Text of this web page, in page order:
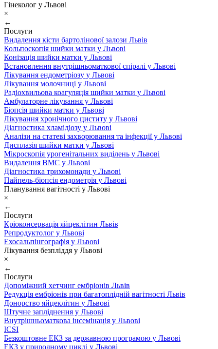
Гінеколог у Львові
×
←
Послуги
Видалення кісти бартолінової залози Львів
Кольпоскопія шийки матки у Львові
Конізація шийки матки у Львові
Встановлення внутрішньоматкової спіралі у Львові
Лікування ендометріозу у Львові
Лікування молочниці у Львові
Радіохвильова коагуляція шийки матки у Львові
Амбулаторне лікування у Львові
Біопсія шийки матки у Львові
Лікування хронічного циститу у Львові
Діагностика хламідіозу у Львові
Аналізи на статеві захворювання та інфекції у Львові
Дисплазія шийки матки у Львові
Мікроскопія урогенітальних виділень у Львові
Видалення ВМС у Львові
Діагностика трихомонади у Львові
Пайпель-біопсія ендометрія у Львові
Планування вагітності у Львові
×
←
Послуги
Кріоконсервація яйцеклітин Львів
Репродуктолог у Львові
Ехосальпінгографія у Львові
Лікування безпліддя у Львові
×
←
Послуги
Допоміжний хетчинг ембріонів Львів
Редукція ембріонів при багатоплідній вагітності Львів
Донорство яйцеклітин у Львові
Штучне запліднення у Львові
Внутрішньоматкова інсемінація у Львові
ICSI
Безкоштовне ЕКЗ за державною програмою у Львові
ЕКЗ у природному циклі у Львові